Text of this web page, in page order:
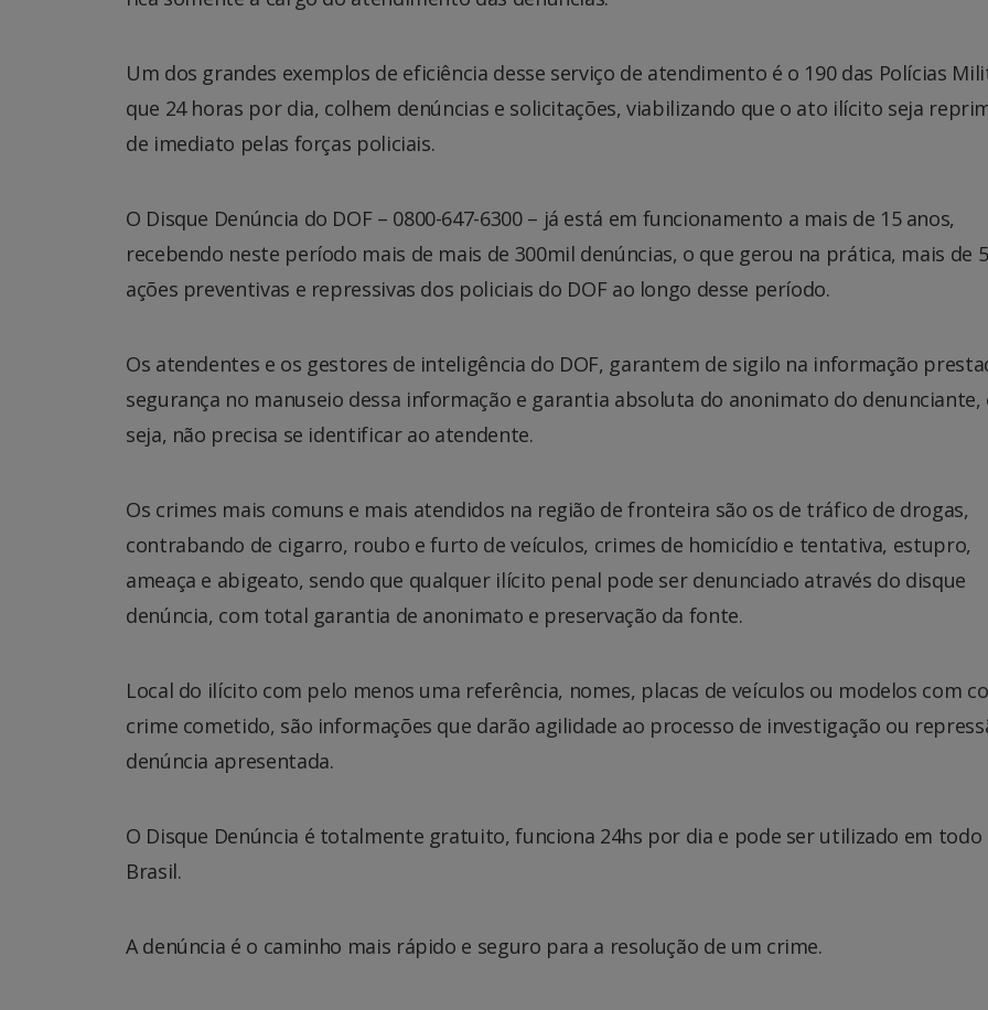
Um dos grandes exemplos de eficiência desse serviço de atendimento é o 190 das Polícias
que 24 horas por dia, colhem denúncias e solicitações, viabilizando que o ato ilícito seja
de imediato pelas forças policiais.
O Disque Denúncia do DOF – 0800-647-6300 – já está em funcionamento a mais de 15 anos,
recebendo neste período mais de mais de 300mil denúncias, o que gerou na prática, mais de
ações preventivas e repressivas dos policiais do DOF ao longo desse período.
Os atendentes e os gestores de inteligência do DOF, garantem de sigilo na informação
segurança no manuseio dessa informação e garantia absoluta do anonimato do denunciante,
seja, não precisa se identificar ao atendente.
Os crimes mais comuns e mais atendidos na região de fronteira são os de tráfico de drogas,
contrabando de cigarro, roubo e furto de veículos, crimes de homicídio e tentativa, estupro,
ameaça e abigeato, sendo que qualquer ilícito penal pode ser denunciado através do disque
denúncia, com total garantia de anonimato e preservação da fonte.
Local do ilícito com pelo menos uma referência, nomes, placas de veículos ou modelos com
crime cometido, são informações que darão agilidade ao processo de investigação ou
denúncia apresentada.
O Disque Denúncia é totalmente gratuito, funciona 24hs por dia e pode ser utilizado em todo
Brasil.
A denúncia é o caminho mais rápido e seguro para a resolução de um crime.